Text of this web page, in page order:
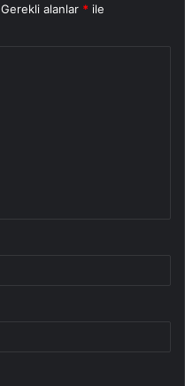
Gerekli alanlar * ile